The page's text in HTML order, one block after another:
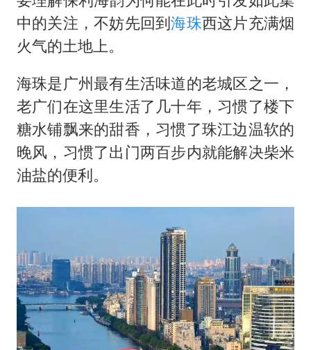
中的关注，不妨先回到海珠西这片充满烟
火气的土地上。
海珠是广州最有生活味道的老城区之一，
老广们在这里生活了几十年，习惯了楼下
糖水铺飘来的甜香，习惯了珠江边温软的
晚风，习惯了出门两百步内就能解决柴米
油盐的便利。